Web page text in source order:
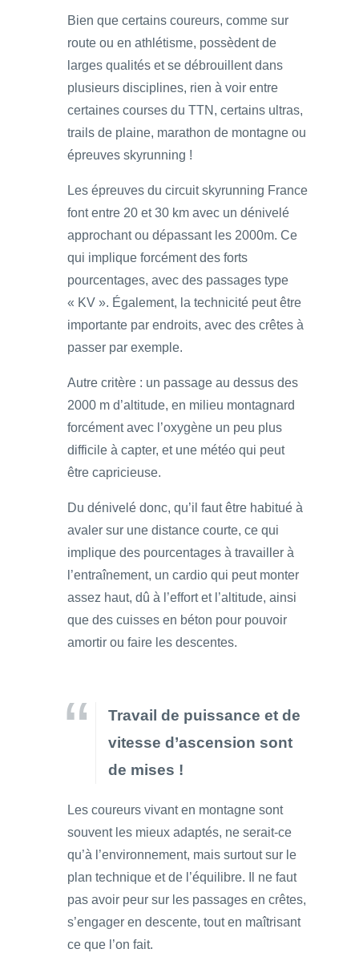
Bien que certains coureurs, comme sur
route ou en athlétisme, possèdent de
larges qualités et se débrouillent dans
plusieurs disciplines, rien à voir entre
certaines courses du TTN, certains ultras,
trails de plaine, marathon de montagne ou
épreuves skyrunning !
Les épreuves du circuit skyrunning France
font entre 20 et 30 km avec un dénivelé
approchant ou dépassant les 2000m. Ce
qui implique forcément des forts
pourcentages, avec des passages type
« KV ». Également, la technicité peut être
importante par endroits, avec des crêtes à
passer par exemple.
Autre critère : un passage au dessus des
2000 m d’altitude, en milieu montagnard
forcément avec l’oxygène un peu plus
difficile à capter, et une météo qui peut
être capricieuse.
Du dénivelé donc, qu’il faut être habitué à
avaler sur une distance courte, ce qui
implique des pourcentages à travailler à
l’entraînement, un cardio qui peut monter
assez haut, dû à l’effort et l’altitude, ainsi
que des cuisses en béton pour pouvoir
amortir ou faire les descentes.
Travail de puissance et de
vitesse d’ascension sont
de mises !
Les coureurs vivant en montagne sont
souvent les mieux adaptés, ne serait-ce
qu’à l’environnement, mais surtout sur le
plan technique et de l’équilibre. Il ne faut
pas avoir peur sur les passages en crêtes,
s’engager en descente, tout en maîtrisant
ce que l’on fait.